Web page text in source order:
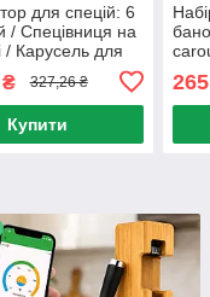
для спецій: 6
/ Спецівниця на
/ Карусель для
Набір ємностей
327,26 ₴
Купити